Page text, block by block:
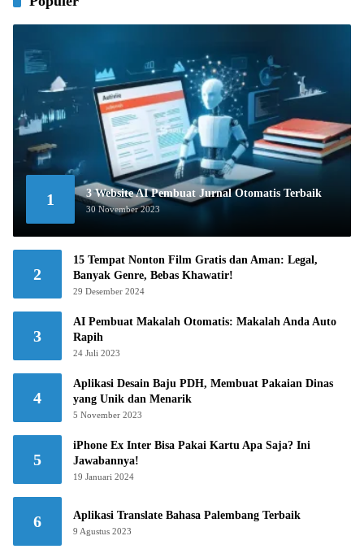
1 3 Website AI Pembuat Jurnal Otomatis Terbaik
30 November 2023
2
15 Tempat Nonton Film Gratis dan Aman: Legal,
Banyak Genre, Bebas Khawatir!
29 Desember 2024
3
AI Pembuat Makalah Otomatis: Makalah Anda Auto
Rapih
24 Juli 2023
4
Aplikasi Desain Baju PDH, Membuat Pakaian Dinas
yang Unik dan Menarik
5 November 2023
5
iPhone Ex Inter Bisa Pakai Kartu Apa Saja? Ini
Jawabannya!
19 Januari 2024
6 Aplikasi Translate Bahasa Palembang Terbaik
9 Agustus 2023